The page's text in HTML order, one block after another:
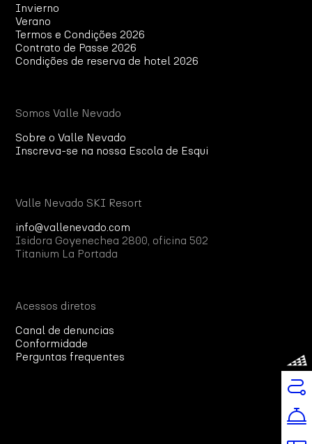
Invierno
Verano
Termos e Condições 2026
Contrato de Passe 2026
Condições de reserva de hotel 2026
Somos Valle Nevado
Sobre o Valle Nevado
Inscreva-se na nossa Escola de Esqui
Valle Nevado SKI Resort
info@vallenevado.com
Isidora Goyenechea 2800, oficina 502
Titanium La Portada
Acessos diretos
Canal de denuncias
Conformidade
Perguntas frequentes